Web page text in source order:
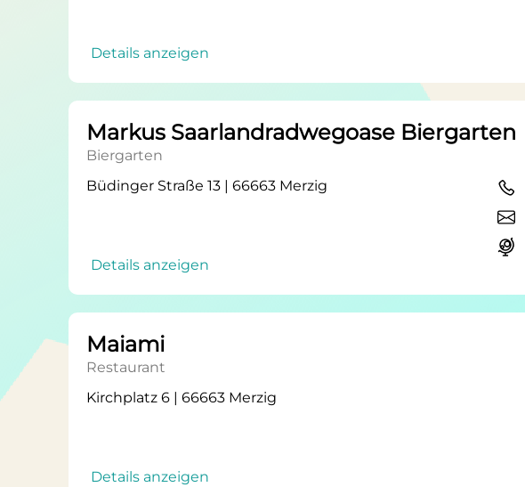
Details anzeigen
Markus Saarlandradwegoase Biergarten
Biergarten
Büdinger Straße 13 | 66663 Merzig
Details anzeigen
Maiami
Restaurant
Kirchplatz 6 | 66663 Merzig
Details anzeigen